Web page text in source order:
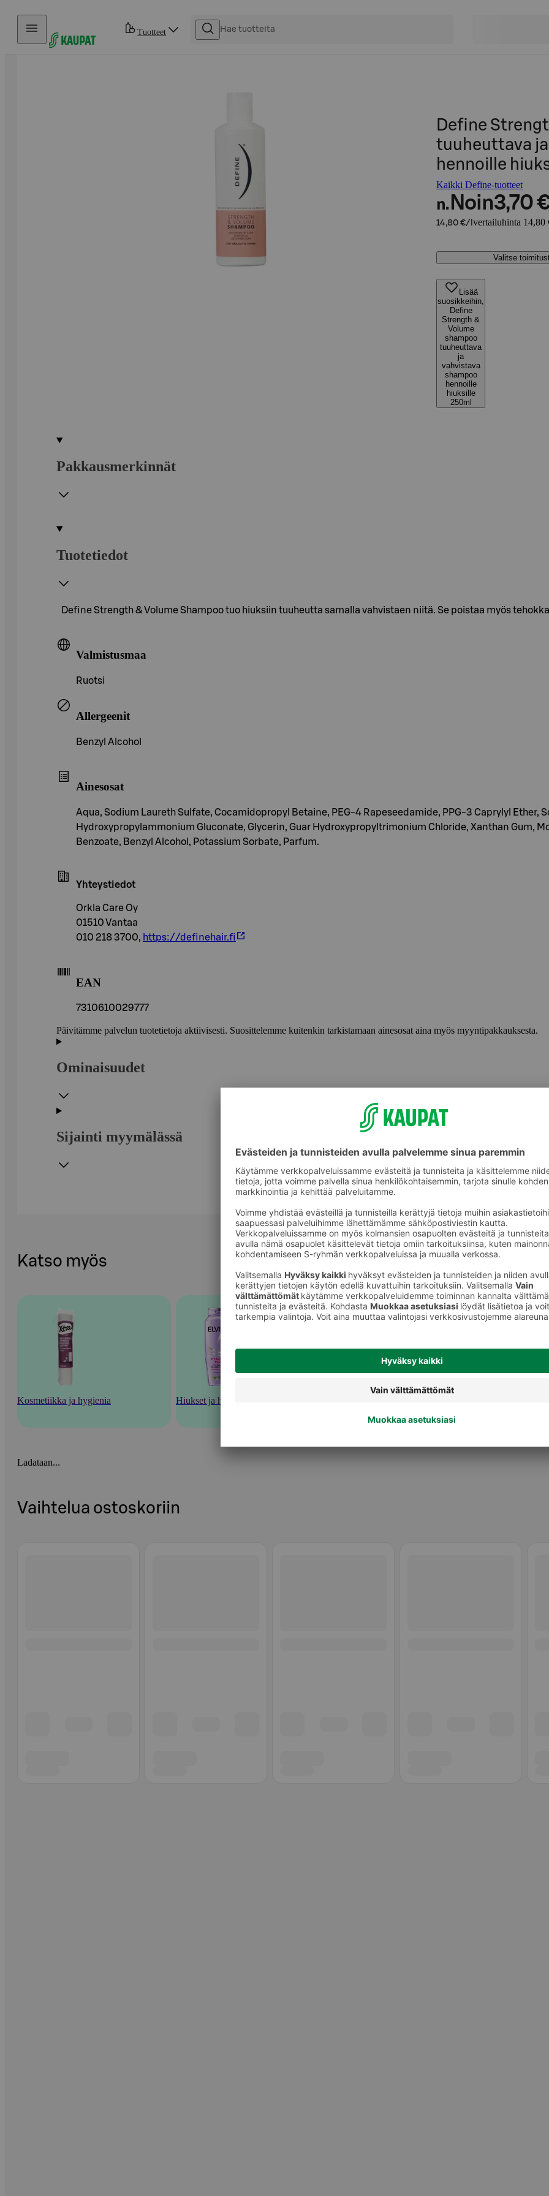
Hyppää sisältöön
Tuotteet
Define
tuuheuttava
hennoille
Kaikki Define-tuotteet
n. Noin3,70
14,80 €/l vertailuhinta 14,80
Valitse
Lisää
suosikkeihin,
Define
Strength &
Volume
shampoo
tuuheuttava
ja
vahvistava
shampoo
hennoille
hiuksille
250ml
Pakkausmerkinnät
Tuotetiedot
Define Strength & Volume Shampoo tuo hiuksiin tuuheutta samalla vahvistaen niitä. Se poistaa myös
Valmistusmaa
Ruotsi
Allergeenit
Benzyl Alcohol
Ainesosat
Aqua, Sodium Laureth Sulfate, Cocamidopropyl Betaine, PEG-4 Rapeseedamide, PPG-3 Caprylyl Ether,
Hydroxypropylammonium Gluconate, Glycerin, Guar Hydroxypropyltrimonium Chloride, Xanthan Gum,
Benzoate, Benzyl Alcohol, Potassium Sorbate, Parfum.
Yhteystiedot
Orkla Care Oy
01510 Vantaa
010 218 3700, https://definehair.fi
EAN
7310610029777
Päivitämme palvelun tuotetietoja aktiivisesti. Suosittelemme kuitenkin tarkistamaan ainesosat aina myös myyntipakkauksesta.
Ominaisuudet
Sijainti myymälässä
Katso myös
Kosmetiikka ja hygienia Hiukset ja hiustenhoito
Ladataan...
Vaihtelua ostoskoriin